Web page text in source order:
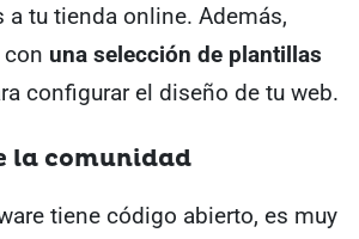
tu tienda online. Además,
una selección de plantillas
configurar el diseño de tu web.
la comunidad
tiene código abierto, es muy